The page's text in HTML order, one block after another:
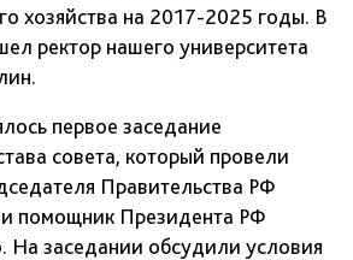
хозяйства на 2017-2025 годы. В
ректор нашего университета
первое заседание
совета, который провели
Правительства РФ
помощник Президента РФ
На заседании обсудили условия